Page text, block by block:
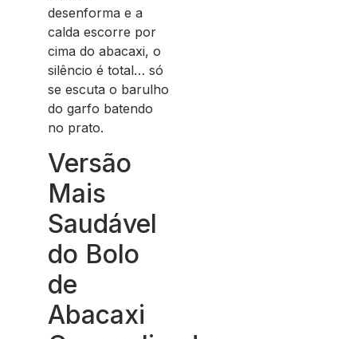
desenforma e a
calda escorre por
cima do abacaxi, o
silêncio é total… só
se escuta o barulho
do garfo batendo
no prato.
Versão
Mais
Saudável
do Bolo
de
Abacaxi